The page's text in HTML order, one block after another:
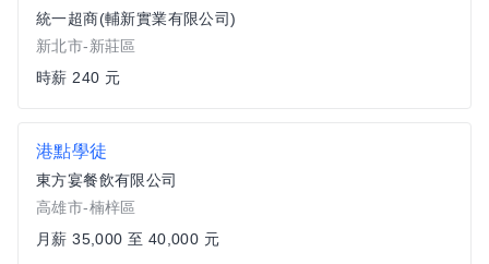
統一超商(輔新實業有限公司)
新北市-新莊區
時薪 240 元
港點學徒
東方宴餐飲有限公司
高雄市-楠梓區
月薪 35,000 至 40,000 元